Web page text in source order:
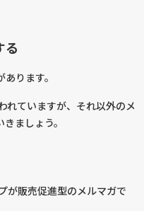
る
ります。
れていますが、それ以外のメ
ましょう。
が販売促進型のメルマガで